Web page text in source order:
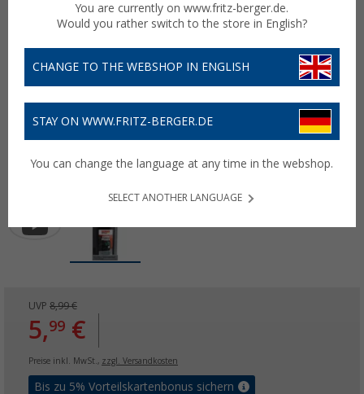
UVP 8,99 €
5,99 €
Preise inkl. MwSt., zzgl. Versandkosten
Bis zu 5% Vorteilskartenbonus sichern
You are currently on www.fritz-berger.de.
Would you rather switch to the store in English?
CHANGE TO THE WEBSHOP IN ENGLISH
STAY ON WWW.FRITZ-BERGER.DE
You can change the language at any time in the webshop.
SELECT ANOTHER LANGUAGE